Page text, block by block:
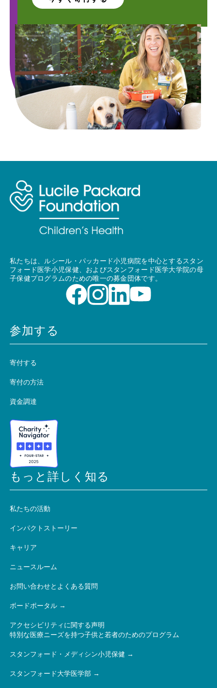
私たちは、ルシール・パッカード小児病院を中心とするスタン
フォード医学小児保健、およびスタンフォード医学大学院の母
子保健プログラムのための唯一の募金団体です。
参加する
寄付する
寄付の方法
資金調達
もっと詳しく知る
私たちの活動
インパクトストーリー
キャリア
ニュースルーム
お問い合わせとよくある質問
ボードポータル
アクセシビリティに関する声明
特別な医療ニーズを持つ子供と若者のためのプログラム
スタンフォード・メディシン小児保健
スタンフォード大学医学部